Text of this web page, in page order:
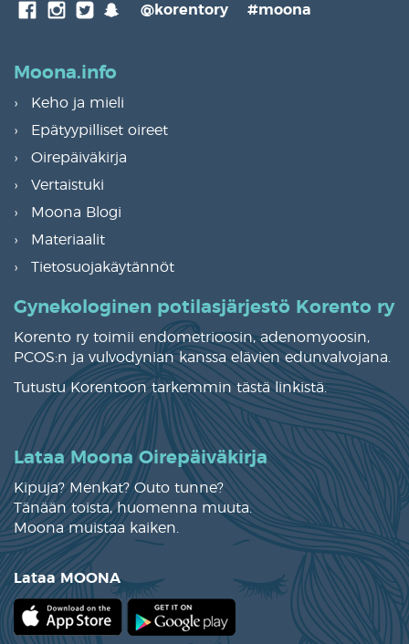
Facebook
Instagram
Twitter
SnapChat
@korentory #moona
Moona.info
Keho ja mieli
Epätyypilliset oireet
Oirepäiväkirja
Vertaistuki
Moona Blogi
Materiaalit
Tietosuojakäytännöt
Gynekologinen potilasjärjestö Korento ry
Korento ry toimii endometrioosin, adenomyoosin,
PCOS:n ja vulvodynian kanssa elävien edunvalvojana.
Tutustu Korentoon tarkemmintästä linkistä.
Lataa Moona Oirepäiväkirja
Kipuja? Menkat? Outo tunne?
Tänään toista, huomenna muuta.
Moona muistaa kaiken.
Lataa MOONA